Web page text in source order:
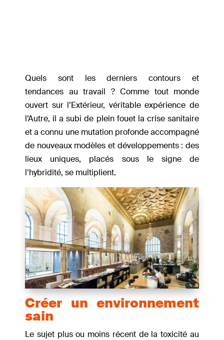
Quels sont les derniers contours et
tendances au travail ? Comme tout monde
ouvert sur l’Extérieur, véritable expérience de
l’Autre, il a subi de plein fouet la crise sanitaire
et a connu une mutation profonde accompagné
de nouveaux modèles et développements : des
lieux uniques, placés sous le signe de
l’hybridité, se multiplient.
Créer un environnement
sain
Le sujet plus ou moins récent de la toxicité au